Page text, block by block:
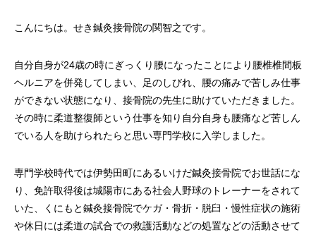
こんにちは。せき鍼灸接骨院の関智之です。
自分自身が24歳の時にぎっくり腰になったことにより腰椎椎間板
ヘルニアを併発してしまい、足のしびれ、腰の痛みで苦しみ仕事
ができない状態になり、接骨院の先生に助けていただきました。
その時に柔道整復師という仕事を知り自分自身も腰痛など苦しん
でいる人を助けられたらと思い専門学校に入学しました。
専門学校時代では伊勢田町にあるいけだ鍼灸接骨院でお世話にな
り、免許取得後は城陽市にある社会人野球のトレーナーをされて
いた、くにもと鍼灸接骨院でケガ・骨折・脱臼・慢性症状の施術
や休日には柔道の試合での救護活動などの処置などの活動させて